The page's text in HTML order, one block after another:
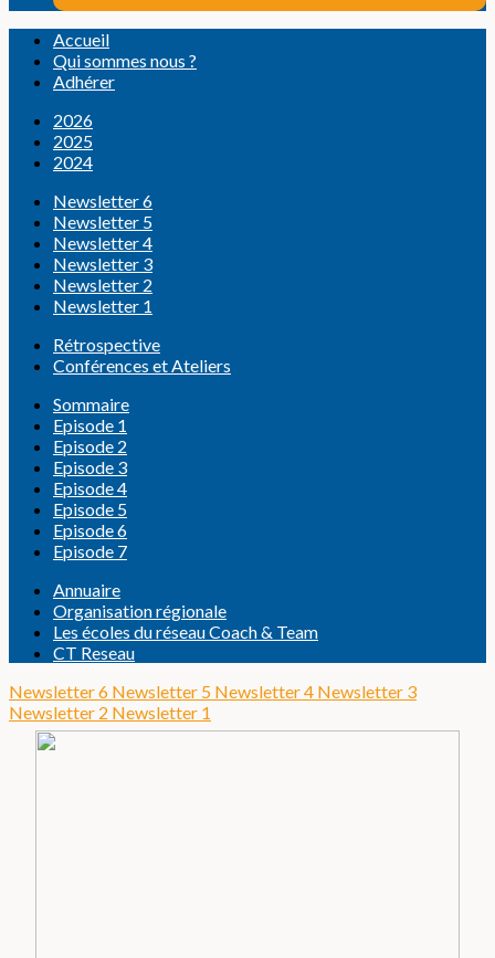
Accueil
Qui sommes nous ?
Adhérer
2026
2025
2024
Newsletter 6
Newsletter 5
Newsletter 4
Newsletter 3
Newsletter 2
Newsletter 1
Rétrospective
Conférences et Ateliers
Sommaire
Episode 1
Episode 2
Episode 3
Episode 4
Episode 5
Episode 6
Episode 7
Annuaire
Organisation régionale
Les écoles du réseau Coach & Team
CT Reseau
Newsletter 6 Newsletter 5 Newsletter 4 Newsletter 3
Newsletter 2 Newsletter 1